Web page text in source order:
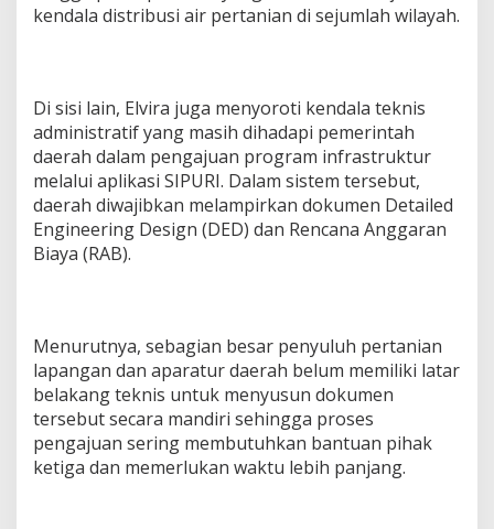
kendala distribusi air pertanian di sejumlah wilayah.
Di sisi lain, Elvira juga menyoroti kendala teknis
administratif yang masih dihadapi pemerintah
daerah dalam pengajuan program infrastruktur
melalui aplikasi SIPURI. Dalam sistem tersebut,
daerah diwajibkan melampirkan dokumen Detailed
Engineering Design (DED) dan Rencana Anggaran
Biaya (RAB).
Menurutnya, sebagian besar penyuluh pertanian
lapangan dan aparatur daerah belum memiliki latar
belakang teknis untuk menyusun dokumen
tersebut secara mandiri sehingga proses
pengajuan sering membutuhkan bantuan pihak
ketiga dan memerlukan waktu lebih panjang.